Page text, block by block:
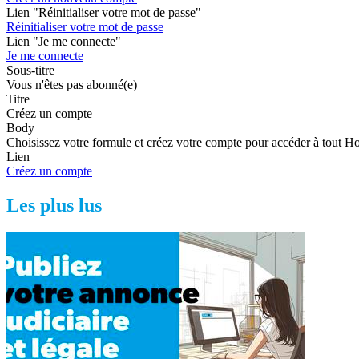
Lien "Réinitialiser votre mot de passe"
Réinitialiser votre mot de passe
Lien "Je me connecte"
Je me connecte
Sous-titre
Vous n'êtes pas abonné(e)
Titre
Créez un compte
Body
Choisissez votre formule et créez votre compte pour accéder à tout
Lien
Créez un compte
Les plus lus